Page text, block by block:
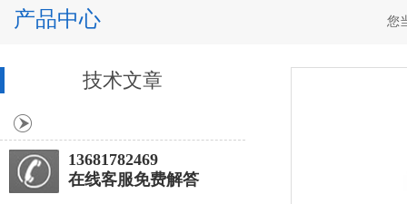
产品中心 您
技术文章
13681782469
在线客服免费解答